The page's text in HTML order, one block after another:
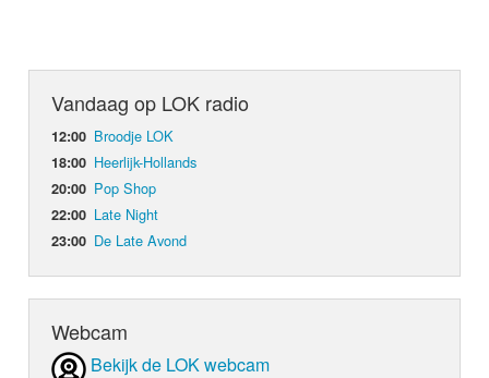
Vandaag op LOK radio
12:00 Broodje LOK
18:00 Heerlijk-Hollands
20:00 Pop Shop
22:00 Late Night
23:00 De Late Avond
Webcam
Bekijk de LOK webcam